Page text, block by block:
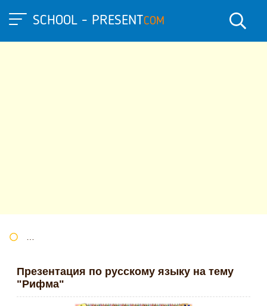
SCHOOL - PRESENTCOM
Презентация по русскому языку на тему
"Рифма"